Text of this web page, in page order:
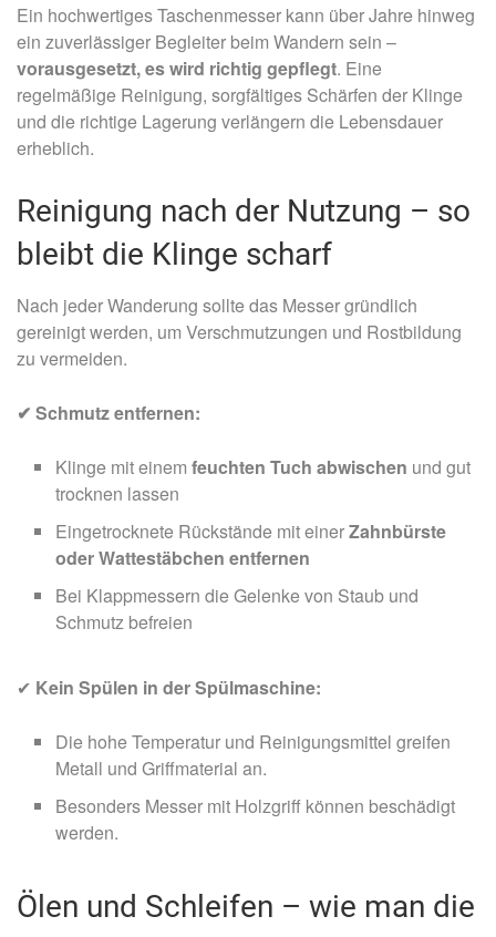
Ein hochwertiges Taschenmesser kann über Jahre hinweg
ein zuverlässiger Begleiter beim Wandern sein –
vorausgesetzt, es wird richtig gepflegt. Eine
regelmäßige Reinigung, sorgfältiges Schärfen der Klinge
und die richtige Lagerung verlängern die Lebensdauer
erheblich.
Reinigung nach der Nutzung – so
bleibt die Klinge scharf
Nach jeder Wanderung sollte das Messer gründlich
gereinigt werden, um Verschmutzungen und Rostbildung
zu vermeiden.
✔ Schmutz entfernen:
Klinge mit einem feuchten Tuch abwischen und gut
trocknen lassen
Eingetrocknete Rückstände mit einerZahnbürste
oder Wattestäbchen entfernen
Bei Klappmessern die Gelenke von Staub und
Schmutz befreien
✔ Kein Spülen in der Spülmaschine:
Die hohe Temperatur und Reinigungsmittel greifen
Metall und Griffmaterial an.
Besonders Messer mit Holzgriff können beschädigt
werden.
Ölen und Schleifen – wie man die